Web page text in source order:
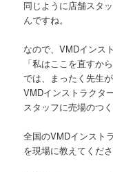
同じように店舗スタ
んですね。
なので、VMDインス
「私はここを直すか
では、まったく先生
VMDインストラクタ
スタッフに売場のつ
全国のVMDインスト
を現場に教えてくだ